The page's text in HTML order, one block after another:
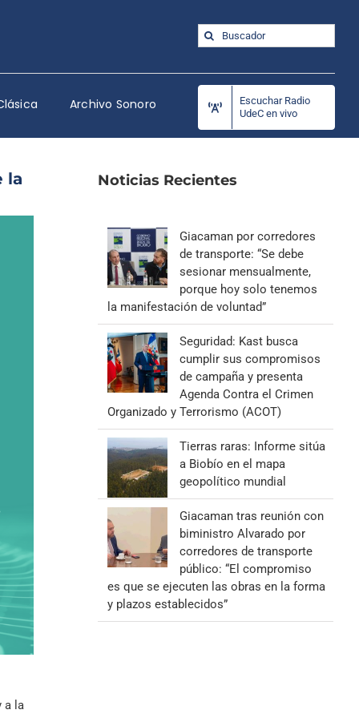
Buscar:
Archivo Sonoro
Escuchar Radio
UdeC en vivo
la
a la
Noticias Recientes
Giacaman por corredores
de transporte: “Se debe
sesionar mensualmente,
porque hoy solo tenemos
la manifestación de voluntad”
Seguridad: Kast busca
cumplir sus compromisos
de campaña y presenta
Agenda Contra el Crimen
Organizado y Terrorismo (ACOT)
Tierras raras: Informe sitúa
a Biobío en el mapa
geopolítico mundial
Giacaman tras reunión con
biministro Alvarado por
corredores de transporte
público: “El compromiso
es que se ejecuten las obras en la forma
y plazos establecidos”